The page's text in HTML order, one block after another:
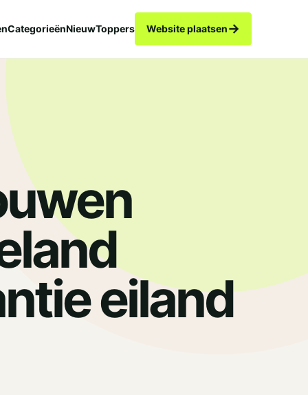
CategorieënNieuwToppers Website plaatsen→
eiland